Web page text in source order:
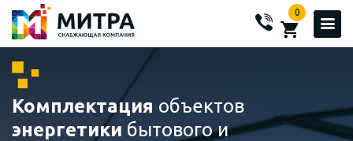
0
Комплектация объектов
энергетики бытового и